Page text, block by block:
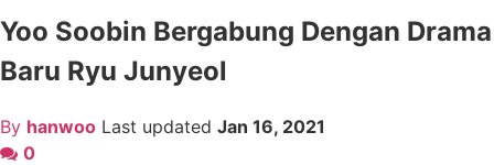
Yoo Soobin Bergabung Dengan Drama
Baru Ryu Junyeol
By hanwoo Last updated Jan 16, 2021
0